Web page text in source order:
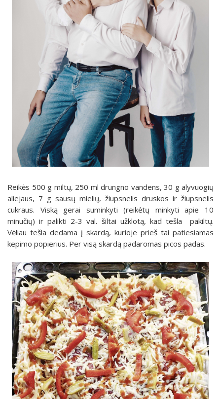
Reikės 500 g miltų, 250 ml drungno vandens, 30 g alyvuogių
aliejaus, 7 g sausų mielių, žiupsnelis druskos ir žiupsnelis
cukraus. Viską gerai suminkyti (reikėtų minkyti apie 10
minučių) ir palikti 2-3 val. šiltai užklotą, kad tešla pakiltų.
Vėliau tešla dedama į skardą, kurioje prieš tai patiesiamas
kepimo popierius. Per visą skardą padaromas picos padas.